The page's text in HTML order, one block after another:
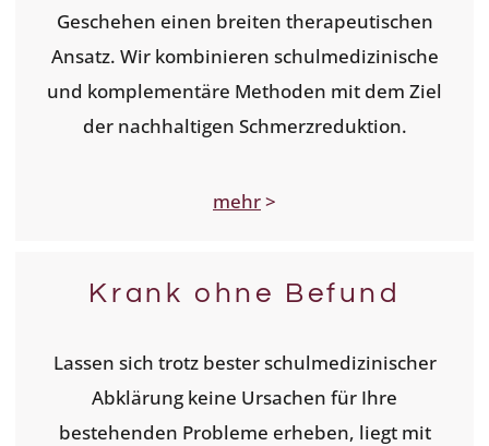
Geschehen einen breiten therapeutischen
Ansatz. Wir kombinieren schulmedizinische
und komplementäre Methoden mit dem Ziel
der nachhaltigen Schmerzreduktion.
mehr>
Krank ohne Befund
Lassen sich trotz bester schulmedizinischer
Abklärung keine Ursachen für Ihre
bestehenden Probleme erheben, liegt mit